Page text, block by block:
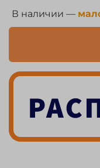
В наличии —